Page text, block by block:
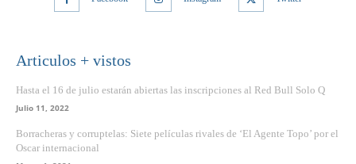
Articulos + vistos
Hasta el 16 de julio estarán abiertas las inscripciones al Red Bull Solo Q
Julio 11, 2022
Borracheras y corruptelas: Siete películas rivales de ‘El Agente Topo’ por el
Oscar internacional